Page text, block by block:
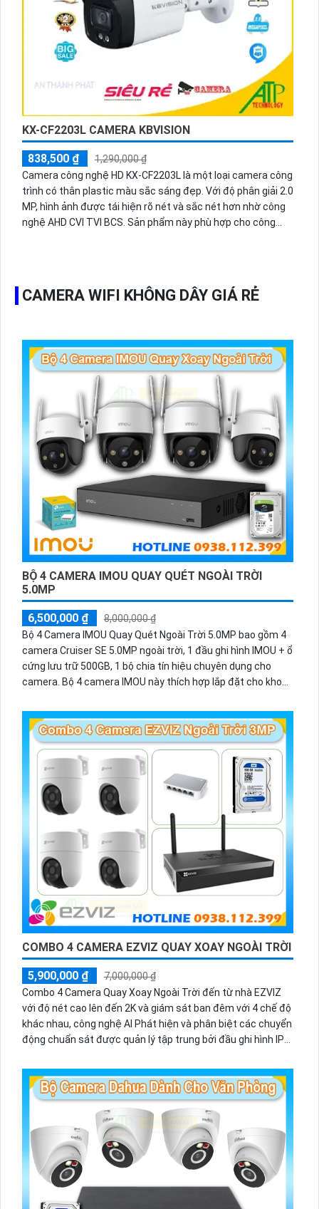
động, camera An Ninh Công Nghệ POE KX-CAiF5005MN2-
TiF-A là một sự lựa chọn tuyệt vời để bảo vệ gia đình và tài
sản của bạn.
KX-CF2203L CAMERA KBVISION
838,500 ₫
1,290,000 ₫
Camera công nghệ HD KX-CF2203L là một loại camera công
trình có thân plastic màu sắc sáng đẹp. Với độ phân giải 2.0
MP, hình ảnh được tái hiện rõ nét và sắc nét hơn nhờ công
nghệ AHD CVI TVI BCS. Sản phẩm này phù hợp cho công
hình ảnh xem ban đêm sáng đẹp với khả năng Full Color
trong khoảng cách 40m. Dù trong điều kiện ánh sáng yếu,
CAMERA WIFI KHÔNG DÂY GIÁ RẺ
BỘ 4 CAMERA IMOU QUAY QUÉT NGOÀI TRỜI
5.0MP
6,500,000 ₫
8,000,000 ₫
Bộ 4 Camera IMOU Quay Quét Ngoài Trời 5.0MP bao gồm 4
camera Cruiser SE 5.0MP ngoài trời, 1 đầu ghi hình IMOU + ổ
cứng lưu trữ 500GB, 1 bộ chia tín hiệu chuyên dụng cho
camera. Bộ 4 camera IMOU này thích hợp lắp đặt cho kho
trời.
COMBO 4 CAMERA EZVIZ QUAY XOAY NGOÀI TRỜI
5,900,000 ₫
7,000,000 ₫
Combo 4 Camera Quay Xoay Ngoài Trời đến từ nhà EZVIZ
với độ nét cao lên đến 2K và giám sát ban đêm với 4 chế độ
khác nhau, công nghệ AI Phát hiện và phân biệt các chuyển
động chuẩn sát được quản lý tập trung bởi đầu ghi hình IP